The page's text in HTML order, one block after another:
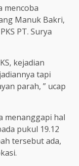
mencoba
Manuk Bakri,
PT. Surya
kejadian
tapi
parah, ” ucap
menanggapi hal
pukul 19.12
tersebut ada,